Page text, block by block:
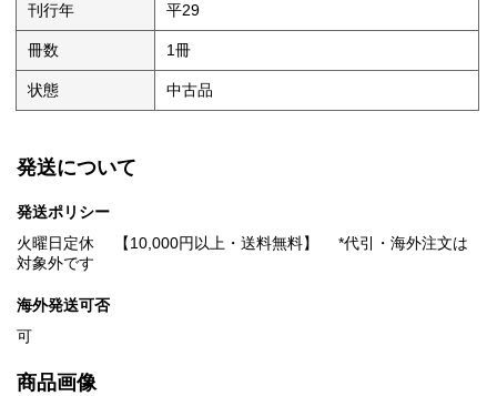
刊行年 平29
冊数 1冊
状態 中古品
発送について
発送ポリシー
火曜日定休 【10,000円以上・送料無料】 *代引・海外注文は
対象外です
海外発送可否
可
商品画像